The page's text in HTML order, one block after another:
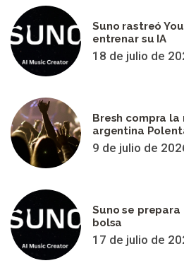
Suno rastreó
entrenar su IA
18 de julio de
Bresh compra la
argentina
9 de julio de
Suno se
bolsa
17 de julio de